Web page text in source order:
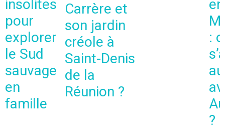
insolites
pour
explorer
le Sud
sauvage
en
famille
Carrère et
son jardin
créole à
Saint-Denis
de la
Réunion ?
en
:
?